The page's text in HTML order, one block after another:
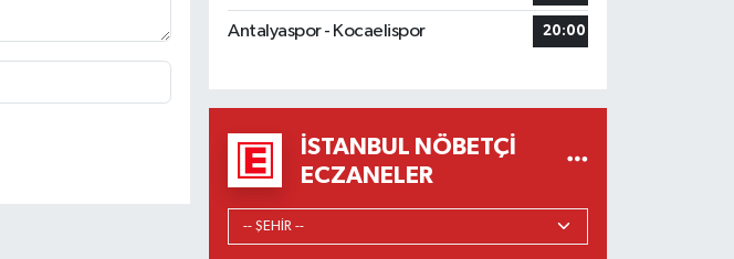
Antalyaspor - Kocaelispor 20:00
İSTANBUL NÖBETÇI
ECZANELER